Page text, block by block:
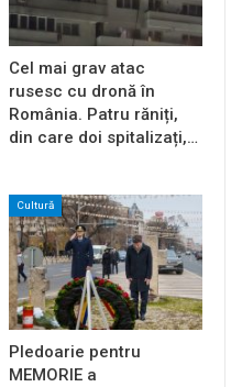
Cel mai grav atac
rusesc cu dronă în
România. Patru răniți,
din care doi spitalizați,…
Cultură
Pledoarie pentru
MEMORIE a